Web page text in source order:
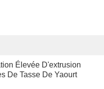
Élevée D'extrusion
De Tasse De Yaourt